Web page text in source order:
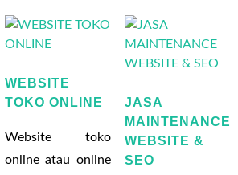
WEBSITE
TOKO ONLINE
Website toko
online atau online
JASA
MAINTENANCE
WEBSITE &
SEO